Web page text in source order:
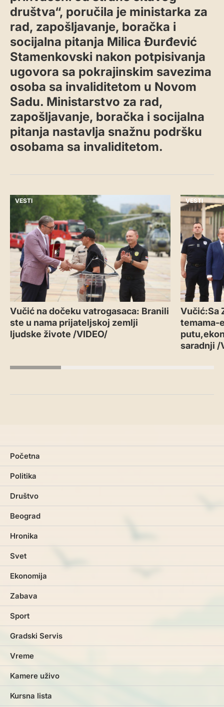
društva“, poručila je ministarka za
rad, zapošljavanje, boračka i
socijalna pitanja Milica Đurđević
Stamenkovski nakon potpisivanja
ugovora sa pokrajinskim savezima
osoba sa invaliditetom u Novom
Sadu. Ministarstvo za rad,
zapošljavanje, boračka i socijalna
pitanja nastavlja snažnu podršku
osobama sa invaliditetom.
VESTI
Vučić na dočeku vatrogasaca: Branili
ste u nama prijateljskoj zemlji
ljudske živote /VIDEO/
VESTI
Vučić:Sa
temama-
saradnji /
Početna
Politika
Društvo
Beograd
Hronika
Svet
Ekonomija
Zabava
Sport
Gradski Servis
Vreme
Kamere uživo
Kursna lista